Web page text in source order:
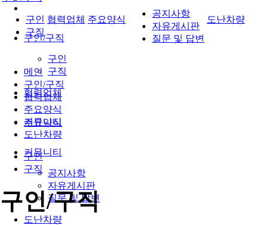
구인/구직
구인
구직
협력업체
주요양식
커뮤니티
공지사항
자유게시판
질문 및 답변
도난차량
구인
구직
협력업체 주요양식
공지사항
자유게시판
질문 및 답변
도난차량
메인
구인/구직
협력업체
주요양식
커뮤니티
도난차량
구인
구직
구인/구직